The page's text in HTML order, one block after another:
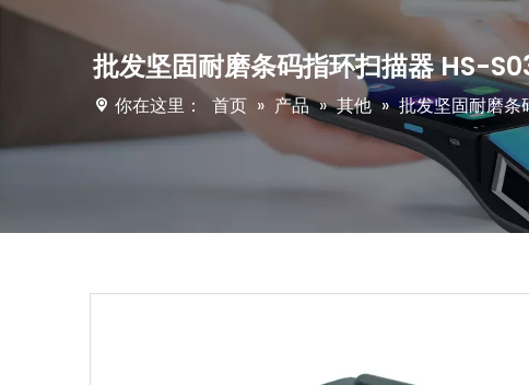
批发坚固耐磨条码指环扫描器 HS-
你在这里： 首页 » 产品 » 其他 » 批发坚固耐磨条